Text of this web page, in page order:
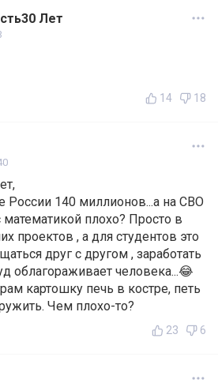
Лет
14 18
России 140 миллионов...а на СВО
плохо? Просто в
проектов , а для студентов это
друг с другом , заработать
облагораживает человека...😂
картошку печь в костре, петь
Чем плохо-то?
23 6